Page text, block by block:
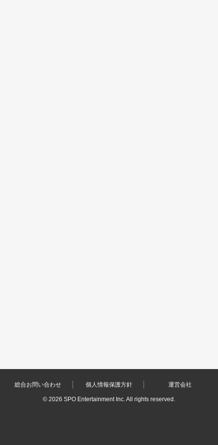
総合お問い合わせ 個人情報保護方針 運営会社
© 2026 SPO Entertainment Inc. All rights reserved.